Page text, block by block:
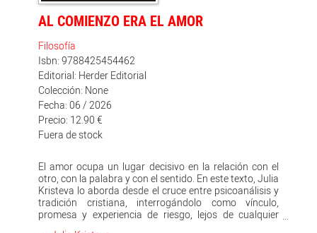
AL COMIENZO ERA EL AMOR
Filosofía
Isbn: 9788425454462
Editorial: Herder Editorial
Colección: None
Fecha: 06 / 2026
Precio: 12.90 €
Fuera de stock
El amor ocupa un lugar decisivo en la relación con el
otro, con la palabra y con el sentido. En este texto, Julia
Kristeva lo aborda desde el cruce entre psicoanálisis y
tradición cristiana, interrogándolo como vínculo,
promesa y experiencia de riesgo, lejos de cualquier